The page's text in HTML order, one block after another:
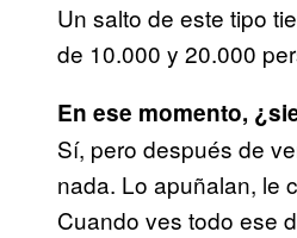
Un salto de este tipo
de 10.000 y 20.000
En ese momento,
Sí, pero después de
nada. Lo apuñalan, le
Cuando ves todo ese